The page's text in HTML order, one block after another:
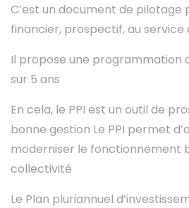
C’est un document de pilotage
financier, prospectif, au service
Il propose une programmation
sur 5 ans
En cela, le PPI est un outil de
bonne gestion Le PPI permet
moderniser le fonctionnement
collectivité
Le Plan pluriannuel